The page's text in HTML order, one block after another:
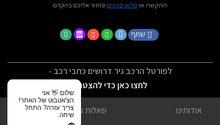
התקשרו או מלאו פרטים ונחזור אליכם בהקדם
שתף
לפורטל הרכב גיר דרושים כתבי רכב -
לחצו כאן כדי להצטרף
אודותינו
שאלות נפוצות
שלום 👋 אני
הצ'אטבוט של האתר!
צריך עזרה? התחל
שיחה.